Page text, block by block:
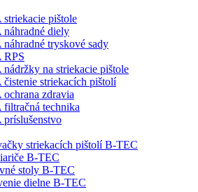
striekacie pištole
náhradné diely
náhradné tryskové sady
RPS
nádržky na striekacie pištole
čistenie striekacích pištolí
ochrana zdravia
filtračná technika
príslušenstvo
striekacích pištolí B-TEC
B-TEC
stoly B-TEC
dielne B-TEC